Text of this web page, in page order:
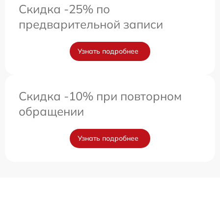
Скидка -25% по
предварительной записи
Узнать подробнее
Скидка -10% при повторном
обращении
Узнать подробнее